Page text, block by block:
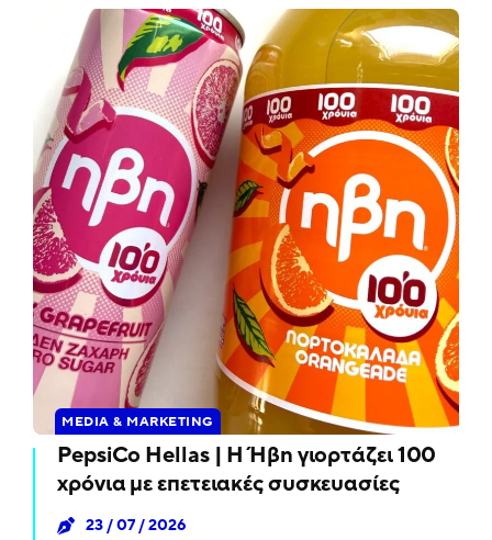
MEDIA & MARKETING
PepsiCo Hellas | Η Ήβη γιορτάζει 100
χρόνια με επετειακές συσκευασίες
23 / 07 / 2026